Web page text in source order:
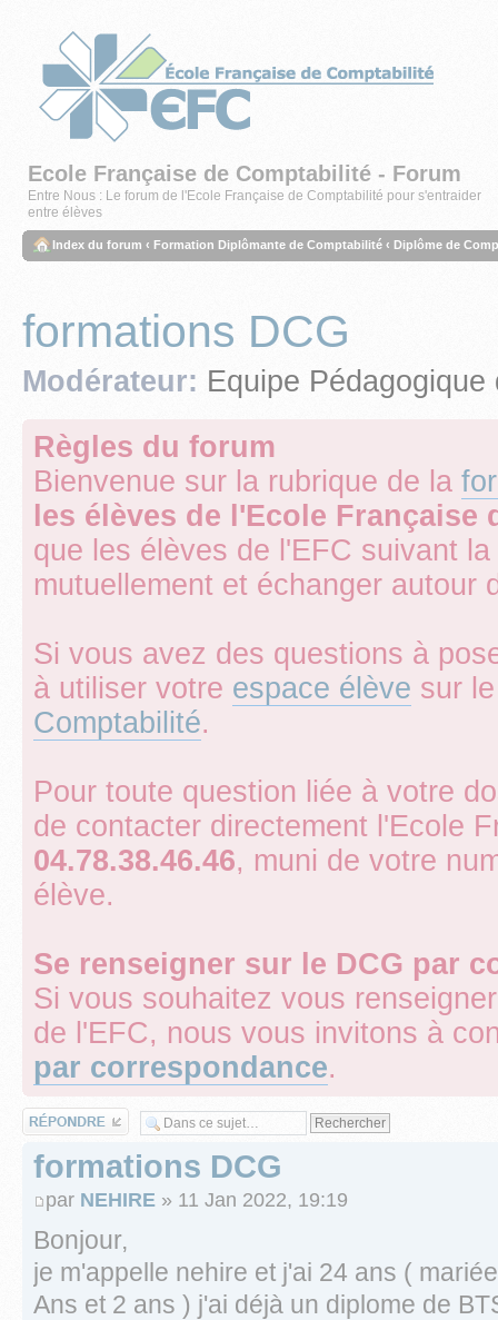
Ecole Française de Comptabilité - Forum
Entre Nous : Le forum de l'Ecole Française de Comptabilité pour s'entraider
entre élèves
Index du forum ‹ Formation Diplômante de Comptabilité ‹ Diplôme de
formations DCG
Modérateur: Equipe Pédagogique
Règles du forum
Bienvenue sur la rubrique de la
les élèves de l'Ecole Française
que les élèves de l'EFC suivant la
mutuellement et échanger autour
Si vous avez des questions à
à utiliser votre espace élève sur
Comptabilité.
Pour toute question liée à votre
de contacter directement l'Ecole
04.78.38.46.46, muni de votre
élève.
Se renseigner sur le DCG par
Si vous souhaitez vous
de l'EFC, nous vous invitons à
par correspondance.
Répondre
formations DCG
par NEHIRE » 11 Jan 2022, 19:19
Bonjour,
je m'appelle nehire et j'ai 24 ans (
Ans et 2 ans ) j'ai déjà un diplome de